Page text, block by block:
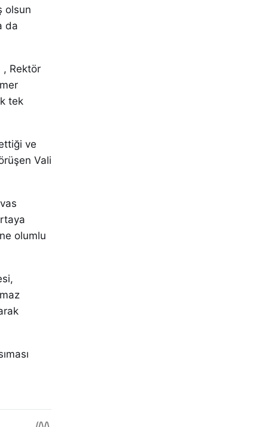
olsun
da
, Rektör
tek
ve
Vali
olumlu